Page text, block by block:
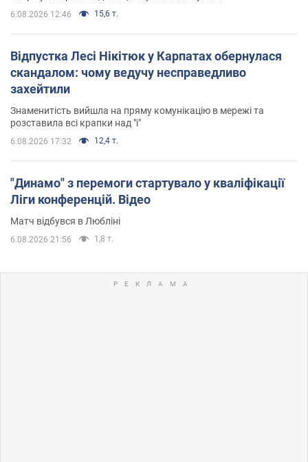
6.08.2026 12:46 15,6 т.
Відпустка Лесі Нікітюк у Карпатах обернулася
скандалом: чому ведучу несправедливо
захейтили
Знаменитість вийшла на пряму комунікацію в мережі та
розставила всі крапки над "і"
6.08.2026 17:32 12,4 т.
"Динамо" з перемоги стартувало у кваліфікації
Ліги конференцій. Відео
Матч відбувся в Любліні
6.08.2026 21:56 1,8 т.